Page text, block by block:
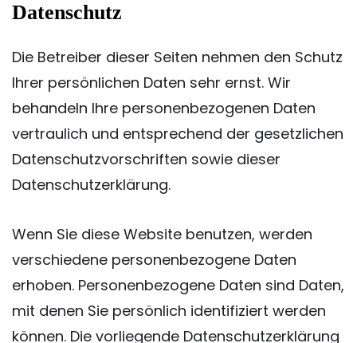
Datenschutz
Die Betreiber dieser Seiten nehmen den Schutz
Ihrer persönlichen Daten sehr ernst. Wir
behandeln Ihre personenbezogenen Daten
vertraulich und entsprechend der gesetzlichen
Datenschutzvorschriften sowie dieser
Datenschutzerklärung.
Wenn Sie diese Website benutzen, werden
verschiedene personenbezogene Daten
erhoben. Personenbezogene Daten sind Daten,
mit denen Sie persönlich identifiziert werden
können. Die vorliegende Datenschutzerklärung